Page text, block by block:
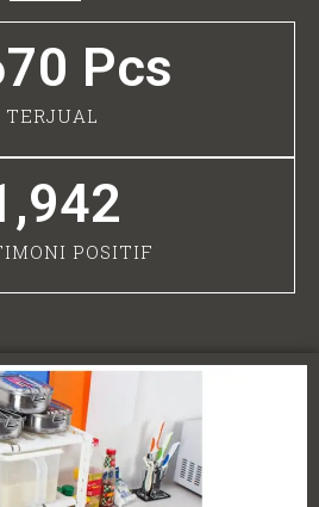
Pcs
TERJUAL
POSITIF